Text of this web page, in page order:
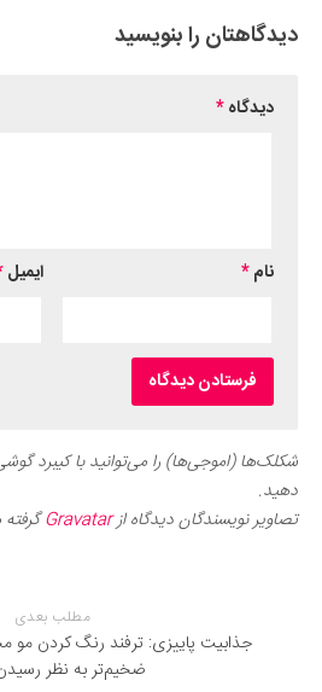
دیدگاهتان را بنویسید
دیدگاه*
نام* ایمیل
شکلک‌ها (اموجی‌ها) را می‌توانید با کیبرد
دهید.
تصاویر نویسندگان دیدگاه ازGravatar
مطلب بعدی
جذابیت پاییزی: ترفند رنگ کردن
ضخیم‌تر به نظر